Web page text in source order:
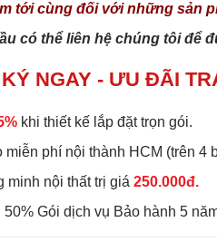
tới cùng đối với những sản
có thể liên hệ chúng tôi để
NGAY - ƯU ĐÃI
khi thiết kế lắp đặt trọn gói.
phí nội thành HCM (trên 4
minh nội thất trị giá 250.000đ.
Gói dịch vụ Bảo hành 5